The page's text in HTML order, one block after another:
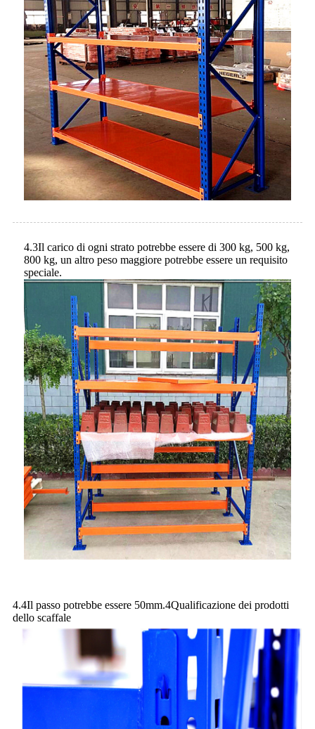
4.3Il carico di ogni strato potrebbe essere di 300 kg, 500 kg,
800 kg, un altro peso maggiore potrebbe essere un requisito
speciale.
4.4Il passo potrebbe essere 50mm.4Qualificazione dei prodotti
dello scaffale